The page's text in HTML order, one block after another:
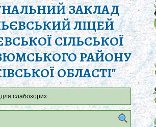
ЗАКЛАД
ЛІЦЕЙ
СІЛЬСЬКОЇ
РАЙОНУ
ОБЛАСТІ"
для слабозорих